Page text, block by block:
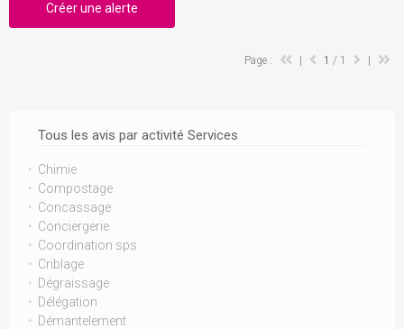
Tous les avis par activité Services
Chimie
Compostage
Concassage
Conciergerie
Coordination sps
Criblage
Dégraissage
Délégation
Démantelement
Créer une alerte
Page : 1 / 1